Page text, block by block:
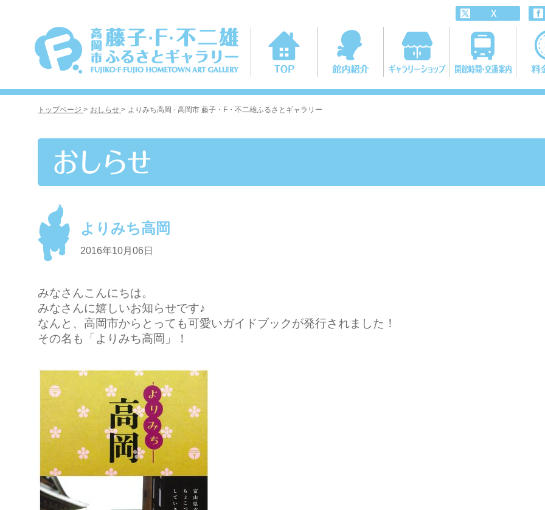
トップページ > おしらせ > よりみち高岡 - 高岡市 藤子・F・不二雄ふるさとギャラリー
よりみち高岡
2016年10月06日
みなさんこんにちは。
みなさんに嬉しいお知らせです♪
なんと、高岡市からとっても可愛いガイドブックが発行されました！
その名も「よりみち高岡」！